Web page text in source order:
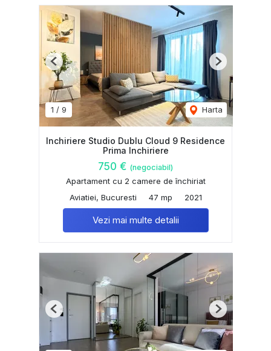
1 / 9 Harta
Previous Next
Inchiriere Studio Dublu Cloud 9 Residence
Prima Inchiriere
750 € (negociabil)
Apartament cu 2 camere de închiriat
Aviatiei, Bucuresti
47 mp 2021
Vezi mai multe detalii
Previous Next